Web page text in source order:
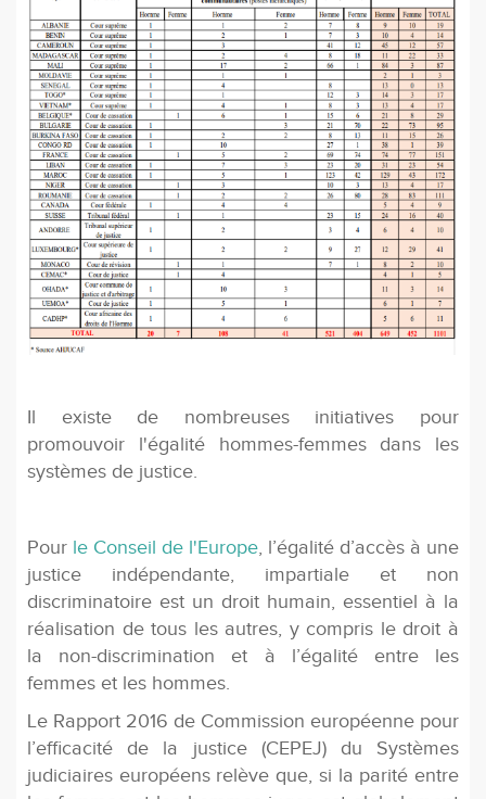
Il existe de nombreuses initiatives pour
promouvoir l'égalité hommes-femmes dans les
systèmes de justice.
Pour le Conseil de l'Europe, l’égalité d’accès à une
justice indépendante, impartiale et non
discriminatoire est un droit humain, essentiel à la
réalisation de tous les autres, y compris le droit à
la non-discrimination et à l’égalité entre les
femmes et les hommes.
Le Rapport 2016 de Commission européenne pour
l’efficacité de la justice (CEPEJ) du Systèmes
judiciaires européens relève que, si la parité entre